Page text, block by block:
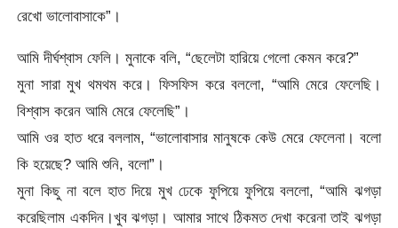
রেখো ভালোবাসাকে”।
আমি দীর্ঘশ্বাস ফেলি। মুনাকে বলি, “ছেলেটা হারিয়ে গেলো কেমন করে?”
মুনা সারা মুখ থমথম করে। ফিসফিস করে বললো, “আমি মেরে ফেলেছি।
বিশ্বাস করেন আমি মেরে ফেলেছি”।
আমি ওর হাত ধরে বললাম, “ভালোবাসার মানুষকে কেউ মেরে ফেলেনা। বলো
কি হয়েছে? আমি শুনি, বলো”।
মুনা কিছু না বলে হাত দিয়ে মুখ ঢেকে ফুপিয়ে ফুপিয়ে বললো, “আমি ঝগড়া
করেছিলাম একদিন।খুব ঝগড়া। আমার সাথে ঠিকমত দেখা করেনা তাই ঝগড়া